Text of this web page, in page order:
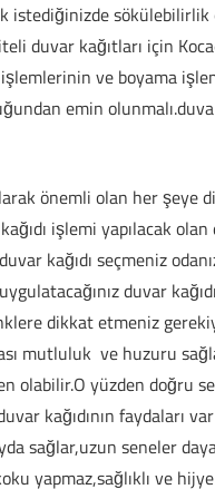
istediğinizde
duvar kağıtları için
ve boyama
emin
önemli olan her
kağıdı işlemi yapılacak
kağıdı seçmeniz
duvar
dikkat etmeniz
mutluluk ve huzuru
olabilir.O yüzden doğru
kağıdının faydaları
sağlar,uzun seneler
yapmaz,sağlıklı ve